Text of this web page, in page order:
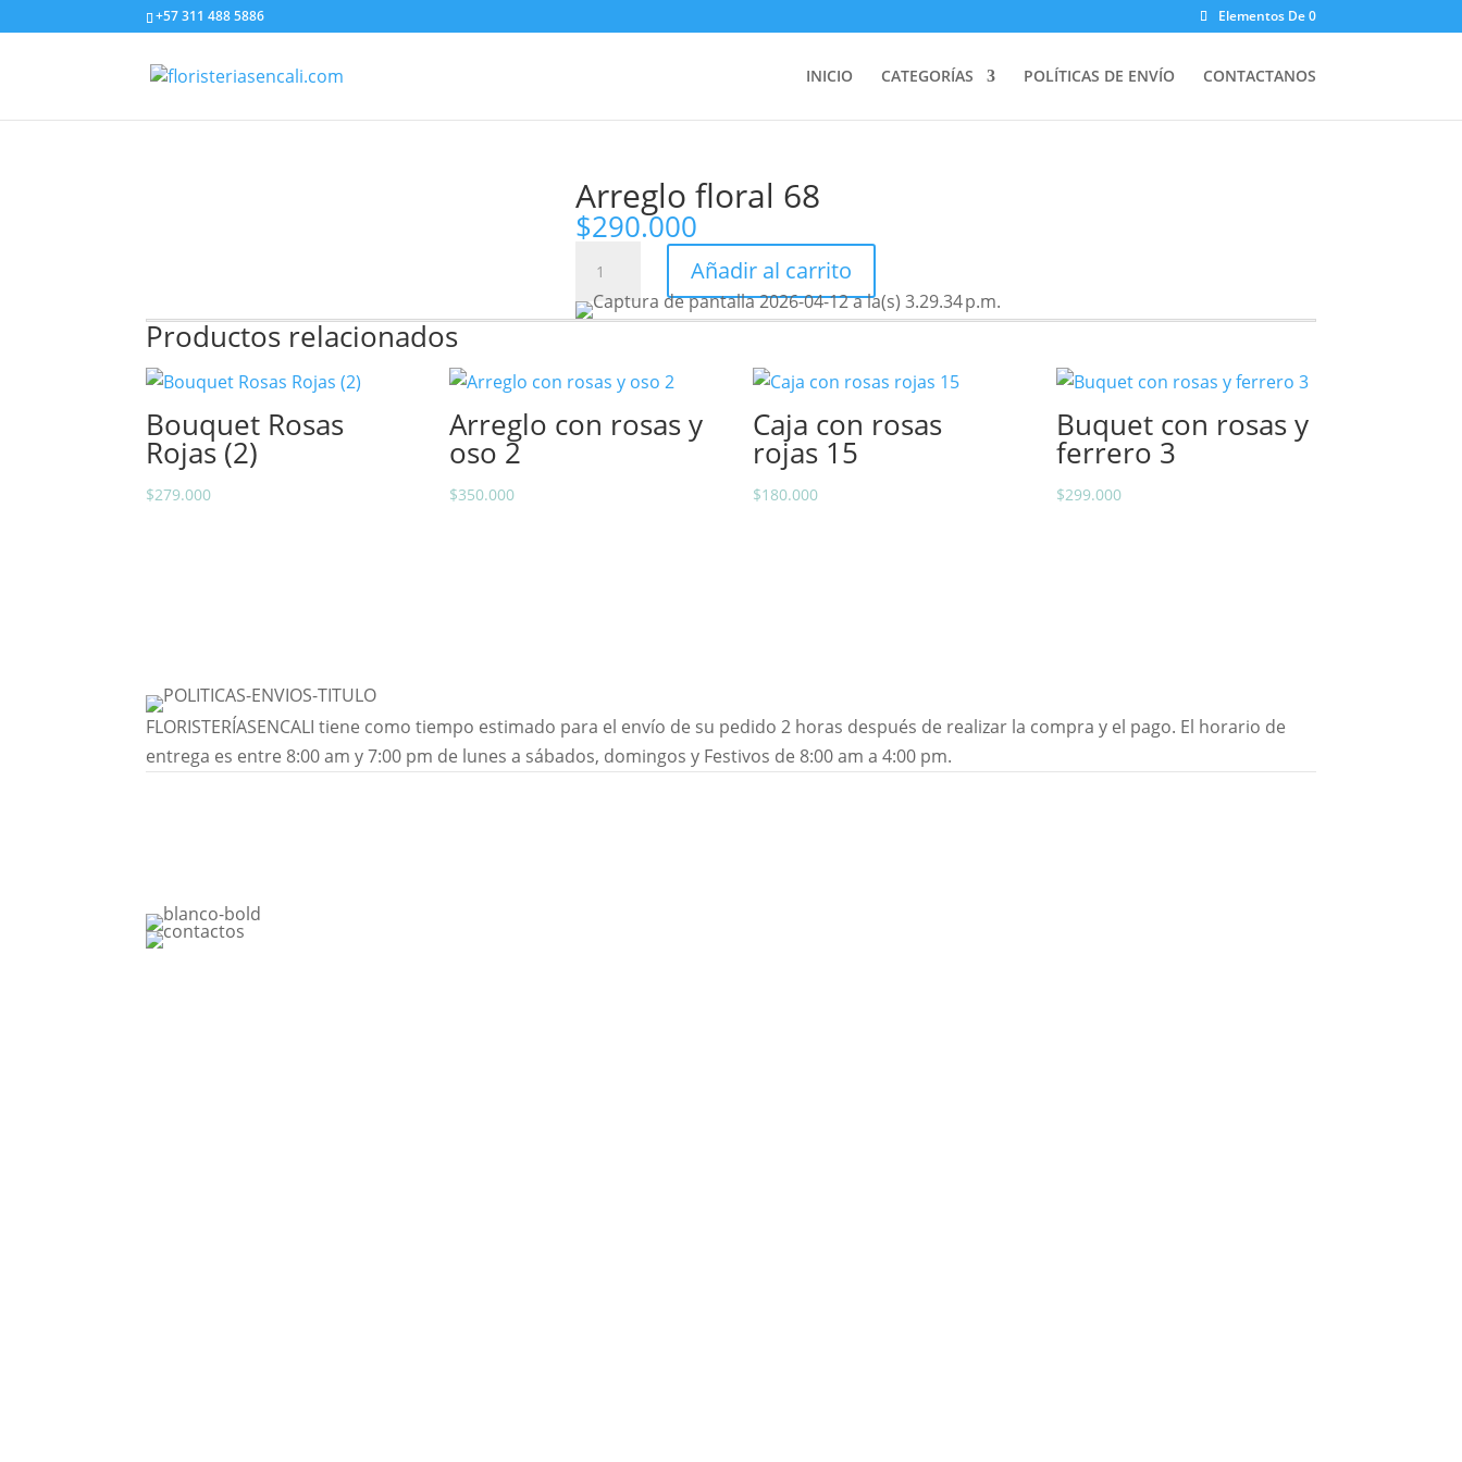
+57 311 488 5886 Elementos De 0
INICIO CATEGORÍAS POLÍTICAS DE ENVÍO CONTACTANOS
Arreglo floral 68
$290.000
floral
68
Añadir al carrito
Productos relacionados
Bouquet Rosas
Rojas (2)
$279.000
Arreglo con rosas y
oso 2
$350.000
Caja con rosas
rojas 15
$180.000
Buquet con rosas y
ferrero 3
$299.000
FLORISTERÍASENCALI tiene como tiempo estimado para el envío de su pedido 2 horas después de realizar la compra y el pago. El horario de
entrega es entre 8:00 am y 7:00 pm de lunes a sábados, domingos y Festivos de 8:00 am a 4:00 pm.